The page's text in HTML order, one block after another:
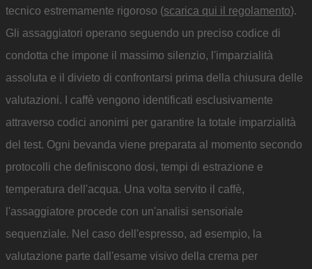
tecnico estremamente rigoroso (scarica qui il regolamento).
Gli assaggiatori operano seguendo un preciso codice di
condotta che impone il massimo silenzio, l'imparzialità
assoluta e il divieto di confrontarsi prima della chiusura delle
valutazioni. I caffè vengono identificati esclusivamente
attraverso codici anonimi per garantire la totale imparzialità
del test. Ogni bevanda viene preparata al momento secondo
protocolli che definiscono dosi, tempi di estrazione e
temperatura dell'acqua. Una volta servito il caffè,
l'assaggiatore procede con un'analisi sensoriale
sequenziale. Nel caso dell'espresso, ad esempio, la
valutazione parte dall'esame visivo della crema per